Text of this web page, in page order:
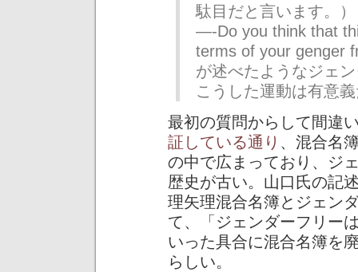
駄目だと言います。）
—-Do you think that
terms of your genger
が述べたようなジェ
こうした運動は有意
最初の質問からして間違
証している通り 、混合名
の中で広まっており、ジ
歴史が古い。山口氏の記
理矢理混合名簿とジェン
て、「ジェンダーフリー
いった具合に混合名簿を
らしい。